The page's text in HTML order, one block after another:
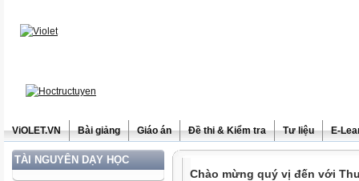
ViOLET.VN Bài giảng Giáo án Đề thi & Kiểm tra Tư liệu E-
TÀI NGUYÊN DẠY HỌC
Chào mừng quý vị đến với